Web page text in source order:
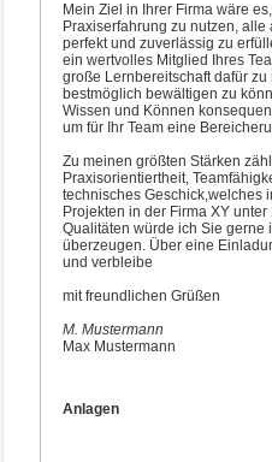
Mein Ziel in Ihrer Firma wäre
Praxiserfahrung zu nutzen,
perfekt und zuverlässig zu
ein wertvolles Mitglied Ihres
große Lernbereitschaft dafür
bestmöglich bewältigen zu
Wissen und Können
um für Ihr Team eine
Zu meinen größten Stärken
Praxisorientiertheit,
technisches Geschick,welches
Projekten in der Firma XY
Qualitäten würde ich Sie gerne
überzeugen. Über eine
und verbleibe
mit freundlichen Grüßen
M. Mustermann
Max Mustermann
Anlagen